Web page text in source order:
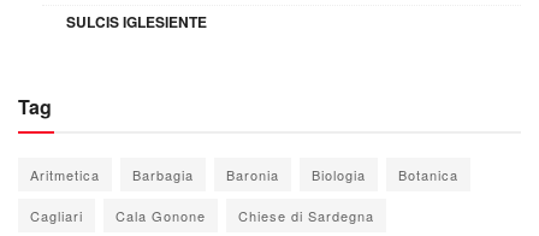
SULCIS IGLESIENTE
Tag
Aritmetica Barbagia Baronia Biologia Botanica
Cagliari Cala Gonone Chiese di Sardegna